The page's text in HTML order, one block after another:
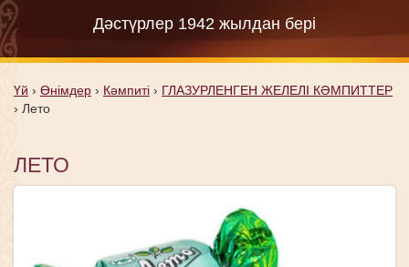
Дәстүрлер 1942 жылдан берi
Үй › Өнімдер › Кәмпиті › ГЛАЗУРЛЕНГЕН ЖЕЛЕЛІ КӘМПИТТЕР
› Лето
ЛЕТО